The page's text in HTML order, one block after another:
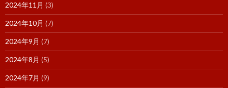
2024年11月 (3)
2024年10月 (7)
2024年9月 (7)
2024年8月 (5)
2024年7月 (9)